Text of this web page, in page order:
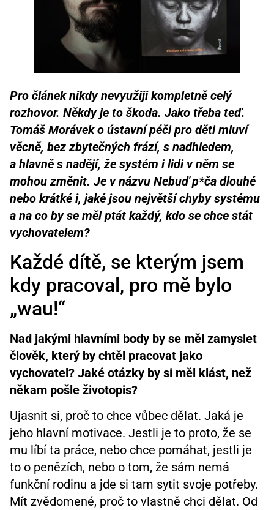
Pro článek nikdy nevyužiji kompletně celý
rozhovor. Někdy je to škoda. Jako třeba teď.
Tomáš Morávek o ústavní péči pro děti mluví
věcně, bez zbytečných frází, s nadhledem,
a hlavně s nadějí, že systém i lidi v něm se
mohou změnit. Je v názvu Nebuď p*ča dlouhé
nebo krátké i, jaké jsou největší chyby systému
a na co by se měl ptát každý, kdo se chce stát
vychovatelem?
Každé dítě, se kterým jsem
kdy pracoval, pro mě bylo
„wau!“
Nad jakými hlavními body by se měl zamyslet
člověk, který by chtěl pracovat jako
vychovatel? Jaké otázky by si měl klást, než
někam pošle životopis?
Ujasnit si, proč to chce vůbec dělat. Jaká je
jeho hlavní motivace. Jestli je to proto, že se
mu líbí ta práce, nebo chce pomáhat, jestli je
to o penězích, nebo o tom, že sám nemá
funkční rodinu a jde si tam sytit svoje potřeby.
Mít zvědomené, proč to vlastně chci dělat. Od